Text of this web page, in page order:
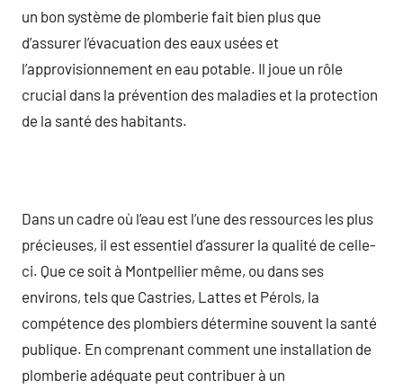
un bon système de plomberie fait bien plus que
d’assurer l’évacuation des eaux usées et
l’approvisionnement en eau potable. Il joue un rôle
crucial dans la prévention des maladies et la protection
de la santé des habitants.
Dans un cadre où l’eau est l’une des ressources les plus
précieuses, il est essentiel d’assurer la qualité de celle-
ci. Que ce soit à Montpellier même, ou dans ses
environs, tels que Castries, Lattes et Pérols, la
compétence des plombiers détermine souvent la santé
publique. En comprenant comment une installation de
plomberie adéquate peut contribuer à un